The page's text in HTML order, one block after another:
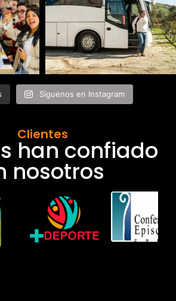
Síguenos en Instagram
Clientes
han confiado
nosotros